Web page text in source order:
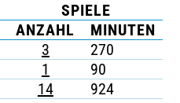
SPIELE
ANZAHL MINUTEN
3 270
1 90
14 924